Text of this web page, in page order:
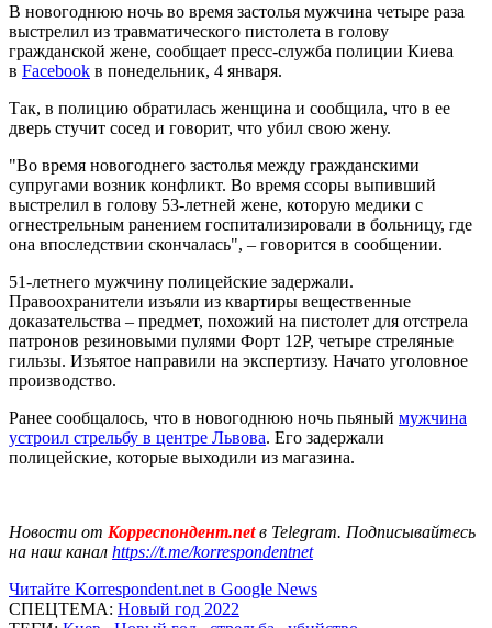
В новогоднюю ночь во время застолья мужчина четыре раза
выстрелил из травматического пистолета в голову
гражданской жене, сообщает пресс-служба полиции Киева
в Facebook в понедельник, 4 января.
Так, в полицию обратилась женщина и сообщила, что в ее
дверь стучит сосед и говорит, что убил свою жену.
"Во время новогоднего застолья между гражданскими
супругами возник конфликт. Во время ссоры выпивший
выстрелил в голову 53-летней жене, которую медики с
огнестрельным ранением госпитализировали в больницу, где
она впоследствии скончалась", – говорится в сообщении.
51-летнего мужчину полицейские задержали.
Правоохранители изъяли из квартиры вещественные
доказательства – предмет, похожий на пистолет для отстрела
патронов резиновыми пулями Форт 12Р, четыре стреляные
гильзы. Изъятое направили на экспертизу. Начато уголовное
производство.
Ранее сообщалось, что в новогоднюю ночь пьяный мужчина
устроил стрельбу в центре Львова. Его задержали
полицейские, которые выходили из магазина.
Новости от Корреспондент.netв Telegram. Подписывайтесь
на наш канал https://t.me/korrespondentnet
Читайте Korrespondent.net в Google News
СПЕЦТЕМА: Новый год 2022